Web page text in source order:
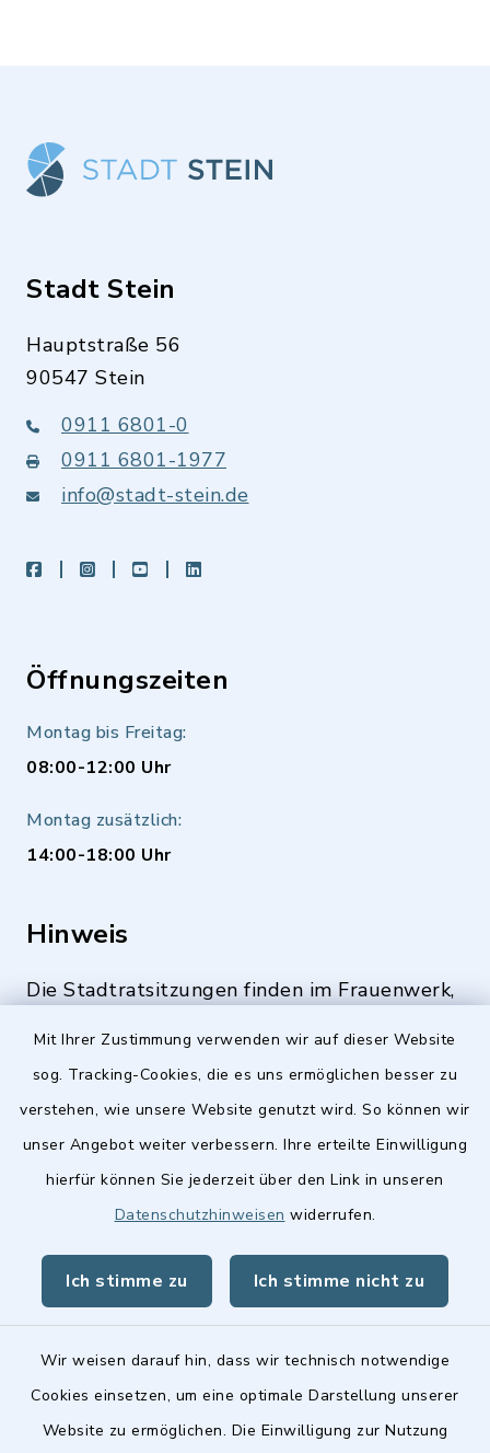
Mit Ihrer Zustimmung verwenden wir auf dieser Website
sog. Tracking-Cookies, die es uns ermöglichen besser zu
verstehen, wie unsere Website genutzt wird. So können wir
unser Angebot weiter verbessern. Ihre erteilte Einwilligung
hierfür können Sie jederzeit über den Link in unseren
Datenschutzhinweisen widerrufen.
Ich stimme zu Ich stimme nicht zu
Wir weisen darauf hin, dass wir technisch notwendige
Cookies einsetzen, um eine optimale Darstellung unserer
Website zu ermöglichen. Die Einwilligung zur Nutzung
Stadt Stein
Hauptstraße 56
90547 Stein
0911 6801-0
0911 6801-1977
info@stadt-stein.de
facebookinstagramyoutubeLinkedIn
Öffnungszeiten
Montag bis Freitag:
08:00-12:00 Uhr
Montag zusätzlich:
14:00-18:00 Uhr
Hinweis
Die Stadtratsitzungen finden im Frauenwerk,
Quicklinks
Stellenangebote
Landkreis Fürth